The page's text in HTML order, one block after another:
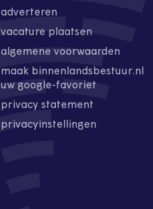
adverteren
vacature plaatsen
algemene voorwaarden
maak binnenlandsbestuur.nl
uw google-favoriet
privacy statement
privacyinstellingen